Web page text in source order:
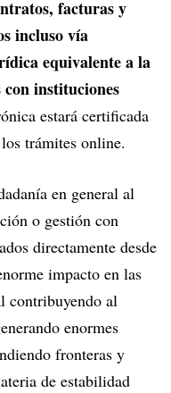
facturas y
incluso vía
equivalente a la
instituciones
estará certificada
trámites online.
en general al
o gestión con
directamente desde
impacto en las
contribuyendo al
enormes
fronteras y
de estabilidad